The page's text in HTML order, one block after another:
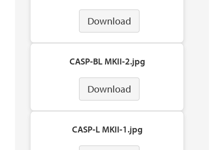
Download
CASP-BL MKII-2.jpg
Download
CASP-L MKII-1.jpg